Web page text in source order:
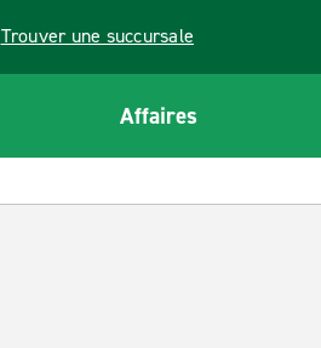
Trouver une succursale
Affaires